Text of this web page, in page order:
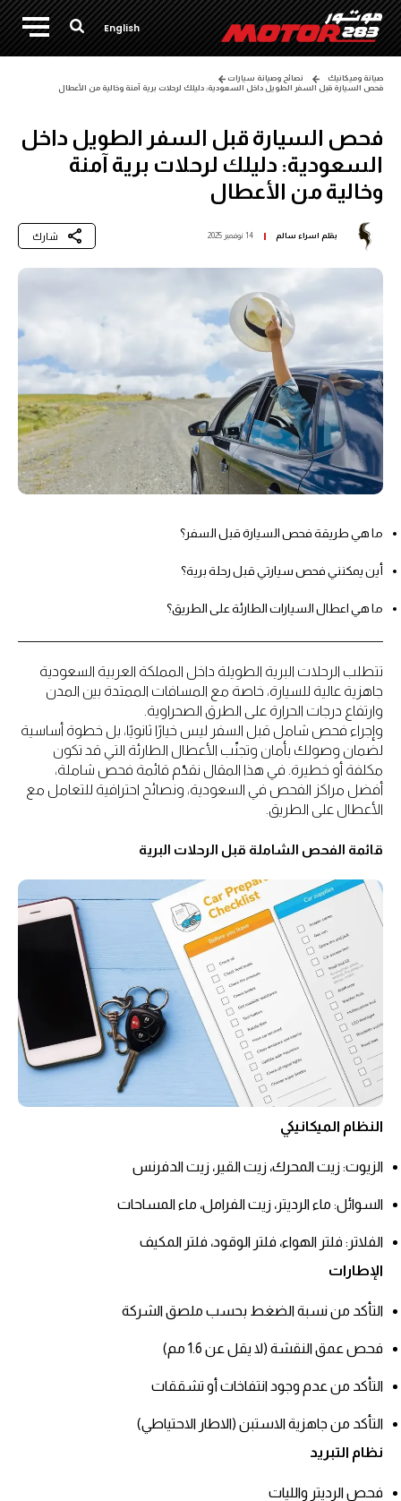
English
صيانة وميكانيك
نصائح وصيانة سيارات
فحص السيارة قبل السفر الطويل داخل السعودية: دليلك لرحلات برية آمنة وخالية من الأعطال
فحص السيارة قبل السفر الطويل داخل
السعودية: دليلك لرحلات برية آمنة
وخالية من الأعطال
بقلم اسراء سالم 14 نوفمبر 2025 شارك
ما هي طريقة فحص السيارة قبل السفر؟
أين يمكنني فحص سيارتي قبل رحلة برية؟
ما هي اعطال السيارات الطارئة على الطريق؟
تتطلب الرحلات البرية الطويلة داخل المملكة العربية السعودية
جاهزية عالية للسيارة، خاصة مع المسافات الممتدة بين المدن
وارتفاع درجات الحرارة على الطرق الصحراوية.
وإجراء فحص شامل قبل السفر ليس خيارًا ثانويًا، بل خطوة أساسية
لضمان وصولك بأمان وتجنّب الأعطال الطارئة التي قد تكون
مكلفة أو خطيرة. في هذا المقال نقدّم قائمة فحص شاملة،
أفضل مراكز الفحص في السعودية، ونصائح احترافية للتعامل مع
الأعطال على الطريق.
قائمة الفحص الشاملة قبل الرحلات البرية
النظام الميكانيكي
الزيوت: زيت المحرك، زيت القير، زيت الدفرنس
السوائل: ماء الرديتر، زيت الفرامل، ماء المساحات
الفلاتر: فلتر الهواء، فلتر الوقود، فلتر المكيف
الإطارات
التأكد من نسبة الضغط بحسب ملصق الشركة
فحص عمق النقشة (لا يقل عن 1.6 مم)
التأكد من عدم وجود انتفاخات أو تشققات
التأكد من جاهزية الاستبن (الاطار الاحتياطي)
نظام التبريد
فحص الرديتر والليات